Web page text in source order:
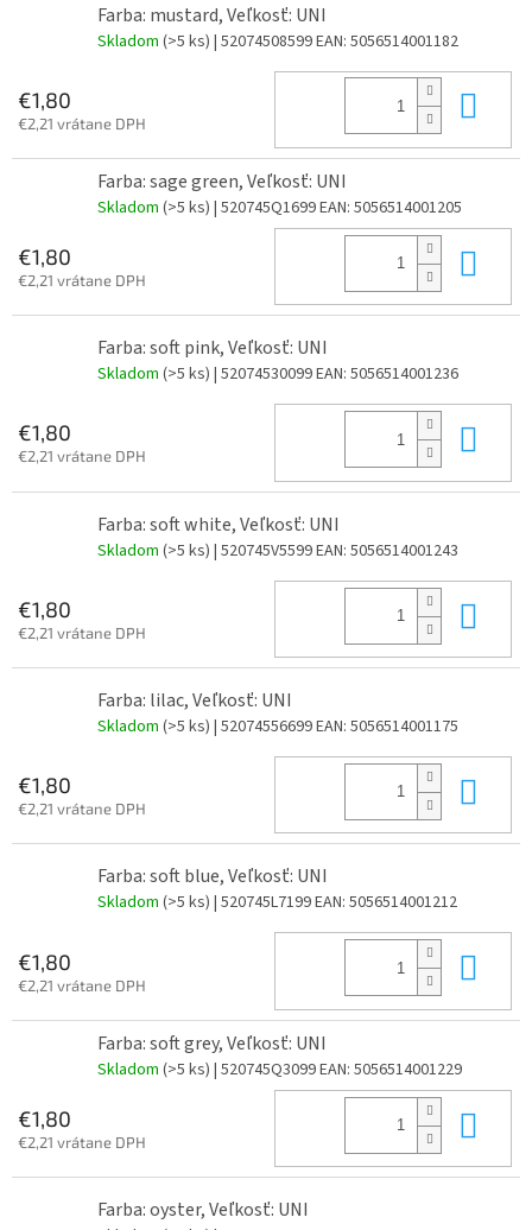
Farba: mustard, Veľkosť: UNI
Skladom (>5 ks) | 52074508599EAN: 5056514001182
€1,80
€2,21 vrátane DPH
Farba: sage green, Veľkosť: UNI
Skladom (>5 ks) | 520745Q1699EAN: 5056514001205
€1,80
€2,21 vrátane DPH
Farba: soft pink, Veľkosť: UNI
Skladom (>5 ks) | 52074530099EAN: 5056514001236
€1,80
€2,21 vrátane DPH
Farba: soft white, Veľkosť: UNI
Skladom (>5 ks) | 520745V5599EAN: 5056514001243
€1,80
€2,21 vrátane DPH
Farba: lilac, Veľkosť: UNI
Skladom (>5 ks) | 52074556699EAN: 5056514001175
€1,80
€2,21 vrátane DPH
Farba: soft blue, Veľkosť: UNI
Skladom (>5 ks) | 520745L7199EAN: 5056514001212
€1,80
€2,21 vrátane DPH
Farba: soft grey, Veľkosť: UNI
Skladom (>5 ks) | 520745Q3099EAN: 5056514001229
€1,80
€2,21 vrátane DPH
Farba: oyster, Veľkosť: UNI